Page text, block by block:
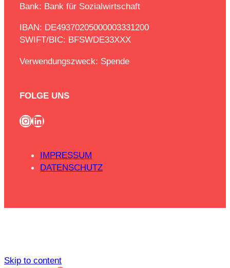
Bank: Bank für Sozialwirtschaft
IBAN: DE49370205000003331200
SWIFT/BIC: BFSWDE33XXX
Verwendungszweck: Spende
FOLGE UNS
InstagramLinkedIn
IMPRESSUM
DATENSCHUTZ
Skip to content